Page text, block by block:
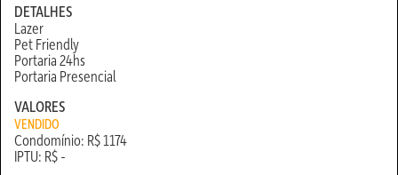
DETALHES
Lazer
Pet Friendly
Portaria 24hs
Portaria Presencial
VALORES
VENDIDO
Condomínio: R$ 1174
IPTU: R$ -